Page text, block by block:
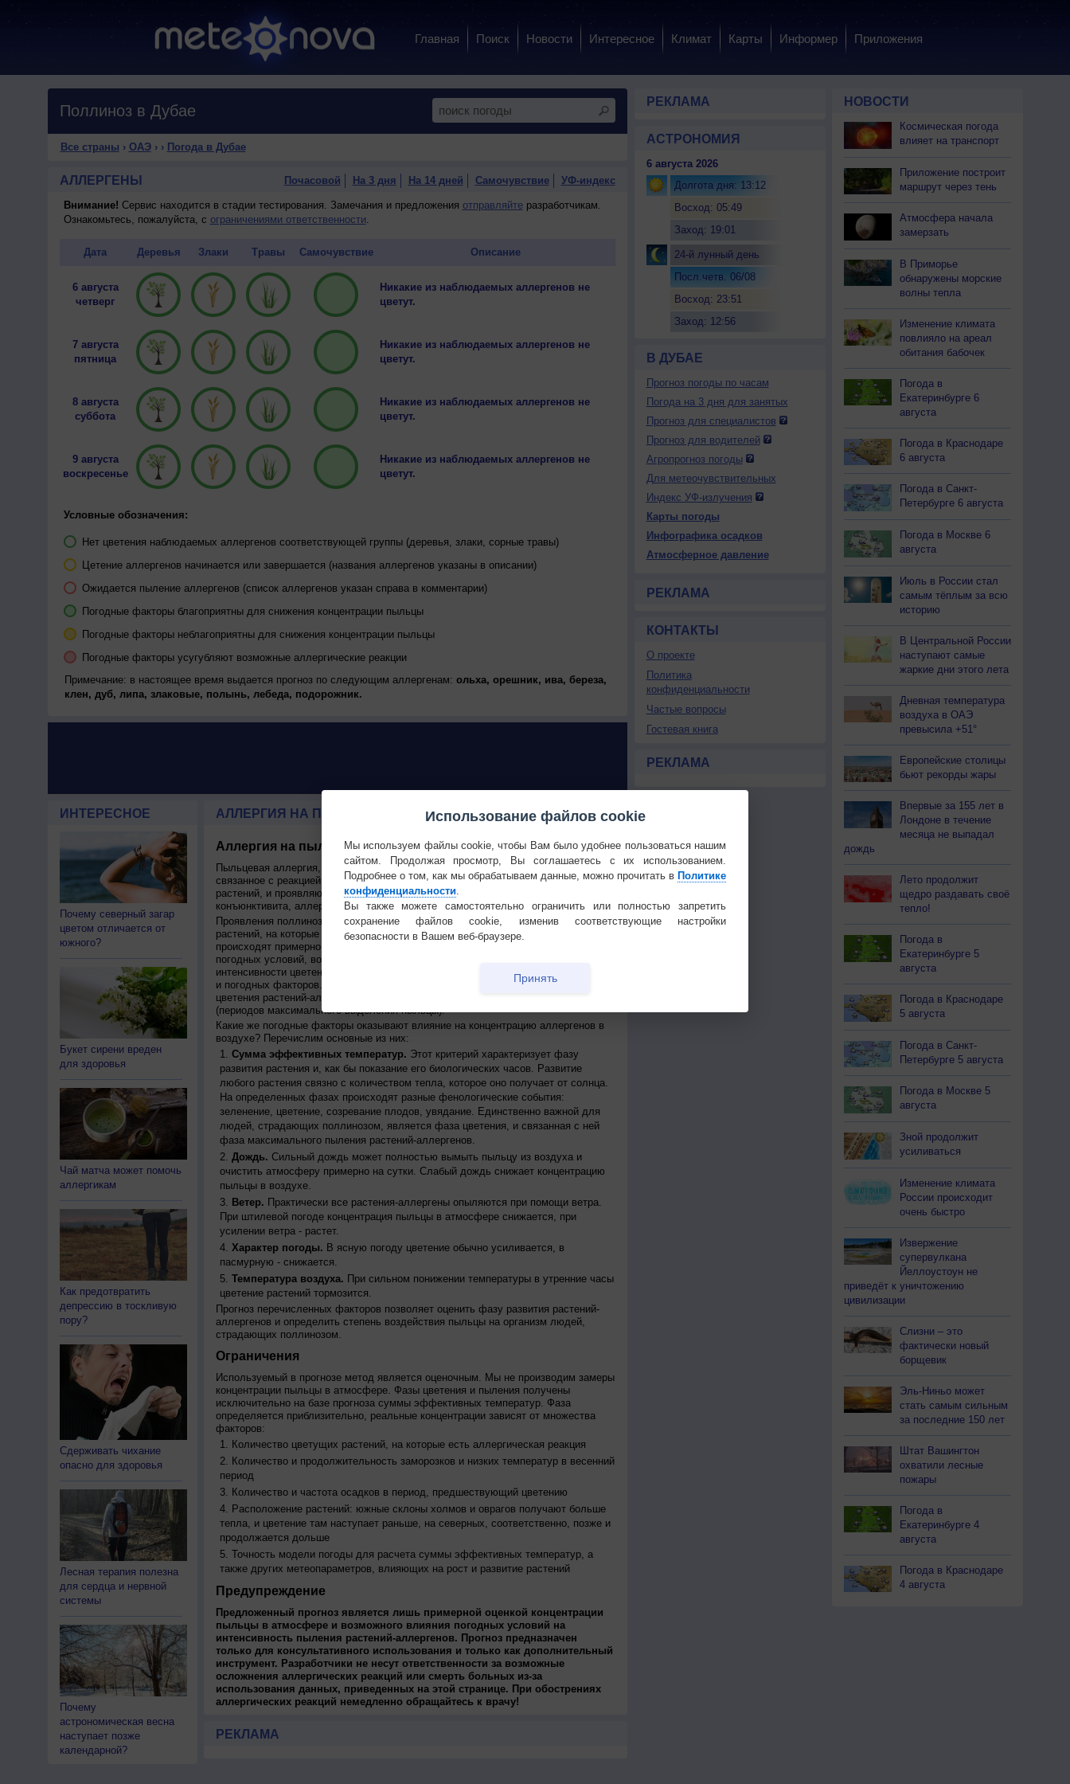
Главная Поиск Новости Интересное Климат Карты Информер Приложения
Поллиноз в Дубае
Все страны › ОАЭ› › Погода в Дубае
АЛЛЕРГЕНЫ Почасовой На 3 дня На 14 дней Самочувствие УФ-индекс
Внимание! Сервис находится в стадии тестирования. Замечания и предложения отправляйтеразработчикам.
Ознакомьтесь, пожалуйста, с ограничениями ответственности.
Дата Деревья Злаки Травы Самочувствие Описание
6 августа
четверг
Никакие из наблюдаемых аллергенов не
цветут.
7 августа
пятница
Никакие из наблюдаемых аллергенов не
цветут.
8 августа
суббота
Никакие из наблюдаемых аллергенов не
цветут.
9 августа
воскресенье
Никакие из наблюдаемых аллергенов не
цветут.
Условные обозначения:
Нет цветения наблюдаемых аллергенов соответствующей группы (деревья, злаки, сорные травы)
Цетение аллергенов начинается или завершается (названия аллергенов указаны в описании)
Ожидается пыление аллергенов (список аллергенов указан справа в комментарии)
Погодные факторы благоприятны для снижения концентрации пыльцы
Погодные факторы неблагоприятны для снижения концентрации пыльцы
Погодные факторы усугубляют возможные аллергические реакции
Примечание: в настоящее время выдается прогноз по следующим аллергенам: ольха, орешник, ива, береза,
клен, дуб, липа, злаковые, полынь, лебеда, подорожник.
ИНТЕРЕСНОЕ
Почему северный загар
цветом отличается от
южного?
Букет сирени вреден
для здоровья
Чай матча может помочь
аллергикам
Как предотвратить
депрессию в тоскливую
пору?
Сдерживать чихание
опасно для здоровья
Лесная терапия полезна
для сердца и нервной
системы
Почему
астрономическая весна
наступает позже
календарной?
АЛЛЕРГИЯ НА ПЫЛЬЦУ РАСТЕНИЙ в Дубае
Аллергия на пыльцу, поллиноз: возможен ли прогноз?
Пыльцевая аллергия, или поллиноз - широко распространенное заболевание,
связанное с реакцией иммунной системой человека на пыльцу некоторых видов
растений, и проявляющаяся обычно в форме аллергического ринита и
конъюнктивита, аллергического кашля или даже астмы.
Проявления поллиноза строго приурочены к цветению определенного вида
растений, на которые у человека есть аллергическая реакция. Такие обострения
происходят примерно в одно и то же время каждый год, но, из-за влияния
погодных условий, возможно сдвиги сроков начала и конца, а также
интенсивности цветения на сроки от 7 до 14 дней из-за изменения климатических
и погодных факторов. Поэтому для аллергиков очень важна оперативная оценка
цветения растений-аллергенов, а также прогноз интенсивности пыления
(периодов максимального выделения пыльцы).
Какие же погодные факторы оказывают влияние на концентрацию аллергенов в
воздухе? Перечислим основные из них:
Сумма эффективных температур. Этот критерий характеризует фазу
развития растения и, как бы показание его биологических часов. Развитие
любого растения связно с количеством тепла, которое оно получает от солнца.
На определенных фазах происходят разные фенологические события:
зеленение, цветение, созревание плодов, увядание. Единственно важной для
людей, страдающих поллинозом, является фаза цветения, и связанная с ней
фаза максимального пыления растений-аллергенов.
Дождь. Сильный дождь может полностью вымыть пыльцу из воздуха и
очистить атмосферу примерно на сутки. Слабый дождь снижает концентрацию
пыльцы в воздухе.
Ветер. Практически все растения-аллергены опыляются при помощи ветра.
При штилевой погоде концентрация пыльцы в атмосфере снижается, при
усилении ветра - растет.
Характер погоды. В ясную погоду цветение обычно усиливается, в
пасмурную - снижается.
Температура воздуха. При сильном понижении температуры в утренние часы
цветение растений тормозится.
Прогноз перечисленных факторов позволяет оценить фазу развития растений-
аллергенов и определить степень воздействия пыльцы на организм людей,
страдающих поллинозом.
Ограничения
Используемый в прогнозе метод является оценочным. Мы не производим замеры
концентрации пыльцы в атмосфере. Фазы цветения и пыления получены
исключительно на базе прогноза суммы эффективных температур. Фаза
определяется приблизительно, реальные концентрации зависят от множества
факторов:
Количество цветущих растений, на которые есть аллергическая реакция
Количество и продолжительность заморозков и низких температур в весенний
период
Количество и частота осадков в период, предшествующий цветению
Расположение растений: южные склоны холмов и оврагов получают больше
тепла, и цветение там наступает раньше, на северных, соответственно, позже и
продолжается дольше
Точность модели погоды для расчета суммы эффективных температур, а
также других метеопараметров, влияющих на рост и развитие растений
Предупреждение
Предложенный прогноз является лишь примерной оценкой концентрации
пыльцы в атмосфере и возможного влияния погодных условий на
интенсивность пыления растений-аллергенов. Прогноз предназначен
только для консультативного использования и только как дополнительный
инструмент. Разработчики не несут ответственности за возможные
осложнения аллергических реакций или смерть больных из-за
использования данных, приведенных на этой странице. При обострениях
аллергических реакций немедленно обращайтесь к врачу!
РЕКЛАМА
РЕКЛАМА
АСТРОНОМИЯ
6 августа 2026
Долгота дня: 13:12
Восход: 05:49
Заход: 19:01
24-й лунный день
Посл.четв. 06/08
Восход: 23:51
Заход: 12:56
В ДУБАЕ
Прогноз погоды по часам
Погода на 3 дня для занятых
Прогноз для специалистов
Прогноз для водителей
Агропрогноз погоды
Для метеочувствительных
Индекс УФ-излучения
Карты погоды
Инфографика осадков
Атмосферное давление
РЕКЛАМА
КОНТАКТЫ
О проекте
Политика
конфиденциальности
Частые вопросы
Гостевая книга
РЕКЛАМА
НОВОСТИ
Космическая погода
влияет на транспорт
Приложение построит
маршрут через тень
Атмосфера начала
замерзать
В Приморье
обнаружены морские
волны тепла
Изменение климата
повлияло на ареал
обитания бабочек
Погода в
Екатеринбурге 6
августа
Погода в Краснодаре
6 августа
Погода в Санкт-
Петербурге 6 августа
Погода в Москве 6
августа
Июль в России стал
самым тёплым за всю
историю
В Центральной России
наступают самые
жаркие дни этого лета
Дневная температура
воздуха в ОАЭ
превысила +51°
Европейские столицы
бьют рекорды жары
Впервые за 155 лет в
Лондоне в течение
месяца не выпадал
дождь
Лето продолжит
щедро раздавать своё
тепло!
Погода в
Екатеринбурге 5
августа
Погода в Краснодаре
5 августа
Погода в Санкт-
Петербурге 5 августа
Погода в Москве 5
августа
Зной продолжит
усиливаться
Изменение климата
России происходит
очень быстро
Извержение
супервулкана
Йеллоустоун не
приведёт к уничтожению
цивилизации
Слизни – это
фактически новый
борщевик
Эль-Ниньо может
стать самым сильным
за последние 150 лет
Штат Вашингтон
охватили лесные
пожары
Погода в
Екатеринбурге 4
августа
Погода в Краснодаре
4 августа
Использование файлов cookie
Мы используем файлы cookie, чтобы Вам было удобнее пользоваться нашим
сайтом. Продолжая просмотр, Вы соглашаетесь с их использованием.
Подробнее о том, как мы обрабатываем данные, можно прочитать в Политике
конфиденциальности.
Вы также можете самостоятельно ограничить или полностью запретить
сохранение файлов cookie, изменив соответствующие настройки
безопасности в Вашем веб-браузере.
Принять